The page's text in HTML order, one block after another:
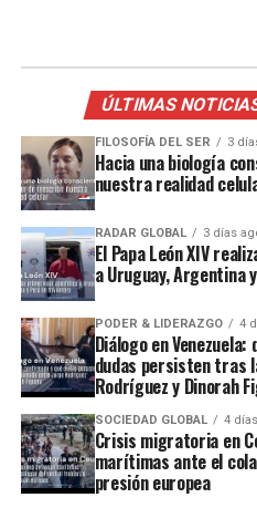
ÚLTIMAS
FILOSOFÍA DEL SER 3
Hacia una biología
nuestra realidad
RADAR GLOBAL 3 días
El Papa León XIV
a Uruguay, Argentina
PODER & LIDERAZGO 4
Diálogo en
dudas persisten tras
Rodríguez y Dinorah
SOCIEDAD GLOBAL 4
Crisis migratoria en
marítimas ante el
presión europea